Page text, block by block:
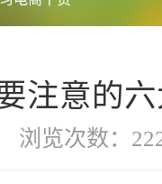
注意的
浏览次数：